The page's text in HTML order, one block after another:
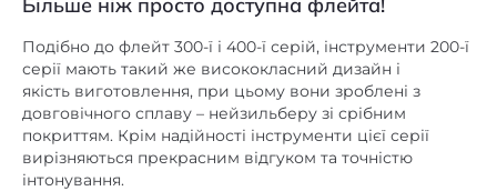
Подібно до флейт 300-ї і 400-ї серій, інструменти 200-ї
серії мають такий же висококласний дизайн і
якість виготовлення, при цьому вони зроблені з
довговічного сплаву – нейзильберу зі срібним
покриттям. Крім надійності інструменти цієї серії
вирізняються прекрасним відгуком та точністю
інтонування.